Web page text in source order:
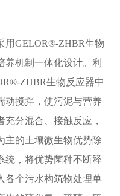
用GELOR®-ZHBR生物
养机制一体化设计。利
ZHBR生物反应器中
动搅拌，使污泥与营养
分混合、接触反应，
主的土壤微生物优势除
统，将优势菌种不断释
各个污水构筑物处理单